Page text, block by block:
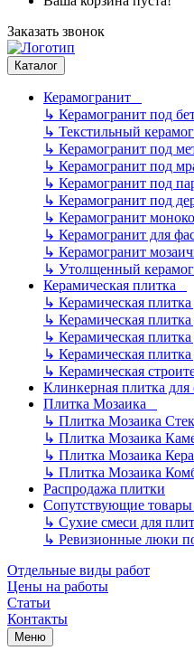
Заказать звонок
Каталог
Керамогранит
↳ Керамогранит под
↳ Текстильный
↳ Керамогранит под
↳ Керамогранит под
↳ Керамогранит под
↳ Керамогранит под
↳ Керамогранит
↳ Керамогранит для
↳ Керамогранит
↳ Утолщенный
Керамическая плитка
↳ Керамическая плитка
↳ Керамическая
↳ Керамическая
↳ Керамическая плитка
↳ Керамическая
Клинкерная плитка для
Плитка Мозаика
↳ Плитка Мозаика
↳ Плитка Мозаика
↳ Плитка Мозаика
↳ Плитка Мозаика
Распродажа плитки
Сопутствующие
↳ Сухие смеси для
↳ Ревизионные люки
Отдельные виды работ
Цены на работы
Статьи
Контакты
Меню